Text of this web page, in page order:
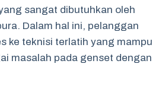
sangat dibutuhkan oleh
Dalam hal ini, pelanggan
ke teknisi terlatih yang mampu
masalah pada genset dengan